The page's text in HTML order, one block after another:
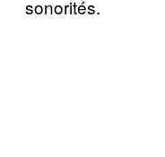
sonorités.